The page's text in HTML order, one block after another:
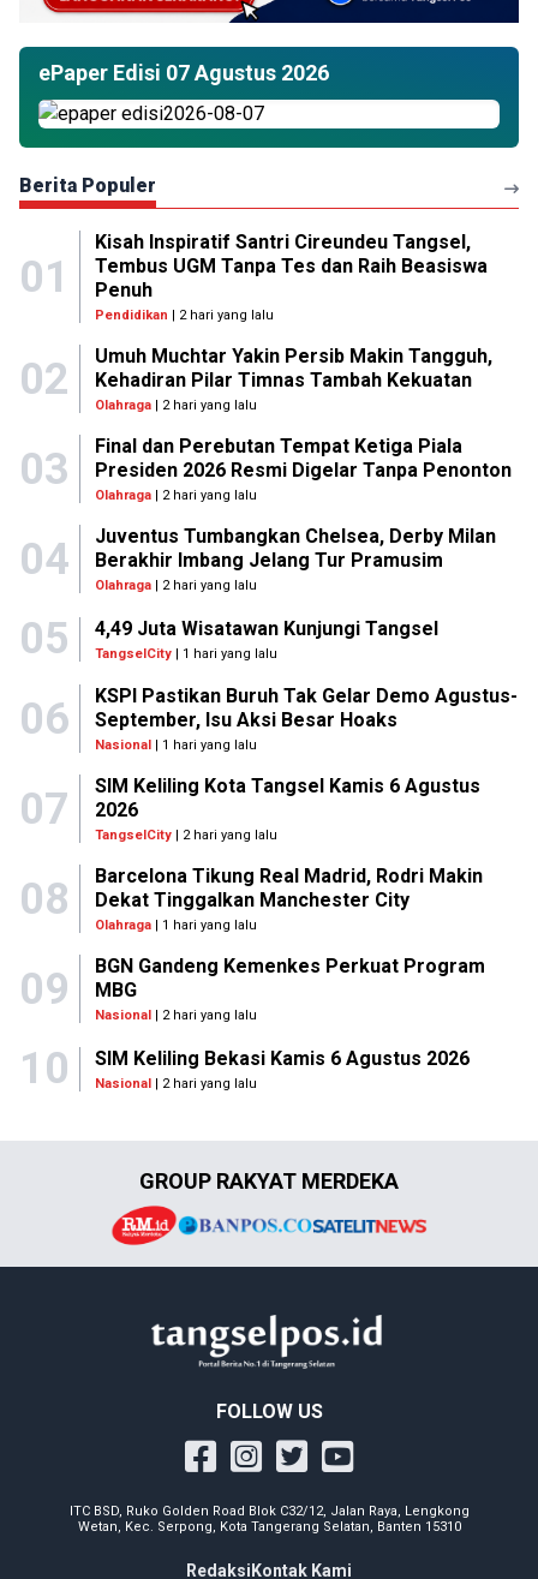
ePaper Edisi 07 Agustus 2026
Berita Populer
01
Kisah Inspiratif Santri Cireundeu Tangsel,
Tembus UGM Tanpa Tes dan Raih Beasiswa
Penuh
Pendidikan | 2 hari yang lalu
02
Umuh Muchtar Yakin Persib Makin Tangguh,
Kehadiran Pilar Timnas Tambah Kekuatan
Olahraga| 2 hari yang lalu
03
Final dan Perebutan Tempat Ketiga Piala
Presiden 2026 Resmi Digelar Tanpa Penonton
Olahraga| 2 hari yang lalu
04
Juventus Tumbangkan Chelsea, Derby Milan
Berakhir Imbang Jelang Tur Pramusim
Olahraga| 2 hari yang lalu
05 4,49 Juta Wisatawan Kunjungi Tangsel
TangselCity | 1 hari yang lalu
06
KSPI Pastikan Buruh Tak Gelar Demo Agustus-
September, Isu Aksi Besar Hoaks
Nasional| 1 hari yang lalu
07
SIM Keliling Kota Tangsel Kamis 6 Agustus
2026
TangselCity| 2 hari yang lalu
08
Barcelona Tikung Real Madrid, Rodri Makin
Dekat Tinggalkan Manchester City
Olahraga| 1 hari yang lalu
09
BGN Gandeng Kemenkes Perkuat Program
MBG
Nasional| 2 hari yang lalu
10 SIM Keliling Bekasi Kamis 6 Agustus 2026
Nasional | 2 hari yang lalu
GROUP RAKYAT MERDEKA
FOLLOW US
ITC BSD, Ruko Golden Road Blok C32/12, Jalan Raya, Lengkong
Wetan, Kec. Serpong, Kota Tangerang Selatan, Banten 15310
Redaksi Kontak Kami